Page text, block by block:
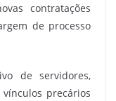
contratações
de processo
de servidores,
precários